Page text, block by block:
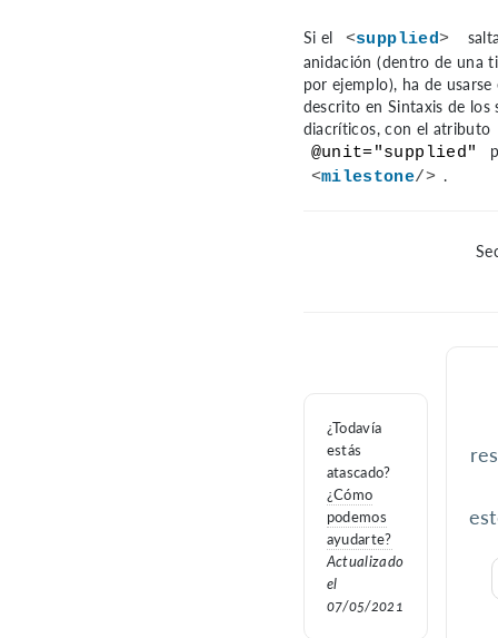
Si el <supplied>
anidación (dentro de una
por ejemplo), ha de usarse
descrito en Sintaxis de los
diacríticos, con el atributo
@unit="supplied"
<milestone/> .
¿Todavía
estás
atascado?
¿Cómo
podemos
ayudarte?
Actualizado
el
07/05/2021